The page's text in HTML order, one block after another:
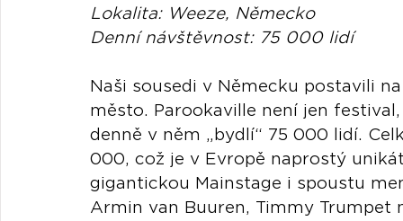
Lokalita: Weeze, Německo
Denní návštěvnost: 75 000 lidí
Naši sousedi v Německu postavili
město. Parookaville není jen
denně v něm „bydlí“ 75 000 lidí.
000, což je v Evropě naprostý
gigantickou Mainstage i spoustu
Armin van Buuren, Timmy Trumpet